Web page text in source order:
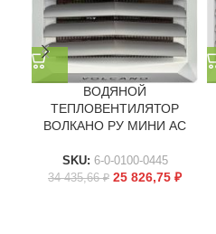
ВОДЯНОЙ
ТЕПЛОВЕНТИЛЯТОР
ВОЛКАНО РУ МИНИ АС
SKU: 6-0-0100-0445
34 435,66₽ 25 826,75 ₽